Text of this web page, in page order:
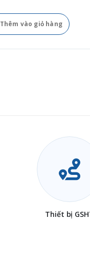
Thêm vào giỏ hàng
Thiết bị